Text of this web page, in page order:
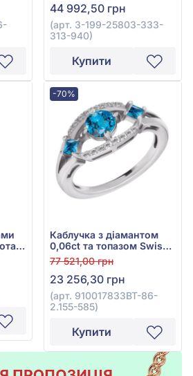
0,36ct, Аметистом
0,34ct, арт. 3-199-25803-
333-313-940
44 992,50 грн
(арт. 3-199-25803-333-
313-940)
Купити
-70%
Каблучка з діамантом
0,06ct та топазом Swiss
Blue 0,77ct із білого
золота 585°, арт.
910017833BT-86-2.155-
585
77 521,00 грн
23 256,30 грн
(арт. 910017833BT-86-
2.155-585)
Купити